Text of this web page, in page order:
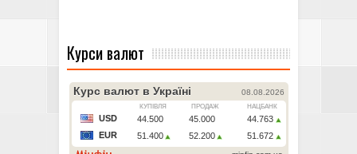
Курси валют